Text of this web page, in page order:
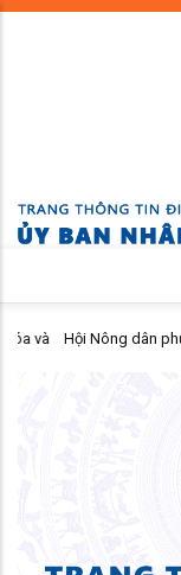
Skip
Hội Nông dân